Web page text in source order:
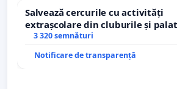
Salvează cercurile cu activități
extrașcolare din cluburile și
copiilor
3 320 semnături
Notificare de transparență